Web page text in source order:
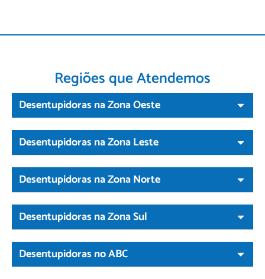
Regiões que Atendemos
Desentupidoras na Zona Oeste
Desentupidoras na Zona Leste
Desentupidoras na Zona Norte
Desentupidoras na Zona Sul
Desentupidoras no ABC